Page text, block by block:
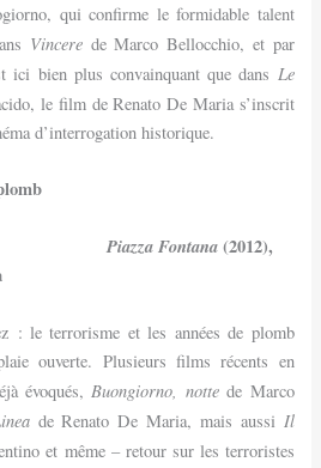
qui confirme le formidable talent
Vincere de Marco Bellocchio, et par
ici bien plus convainquant que dans Le
le film de Renato De Maria s’inscrit
d’interrogation historique.
Piazza Fontana(2012),
: le terrorisme et les années de plomb
ouverte. Plusieurs films récents en
évoqués, Buongiorno, nottede Marco
de Renato De Maria, mais aussi Il
et même – retour sur les terroristes